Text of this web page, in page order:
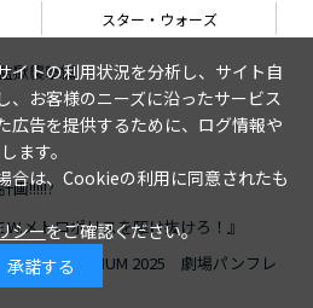
スター・ウォーズ
獄襲撃編
画!!!!!?
メトロポリスを駆け抜けろ！』
LIVE at STADIUM 2025 劇場パンフレ
イトの利用状況を分析し、サイト自
、お客様のニーズに沿ったサービス
広告を提供するために、ログ情報や
ます。
合は、Cookieの利用に同意されたも
シーをご確認ください。
承諾する